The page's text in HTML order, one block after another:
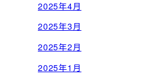
2025年4月
2025年3月
2025年2月
2025年1月